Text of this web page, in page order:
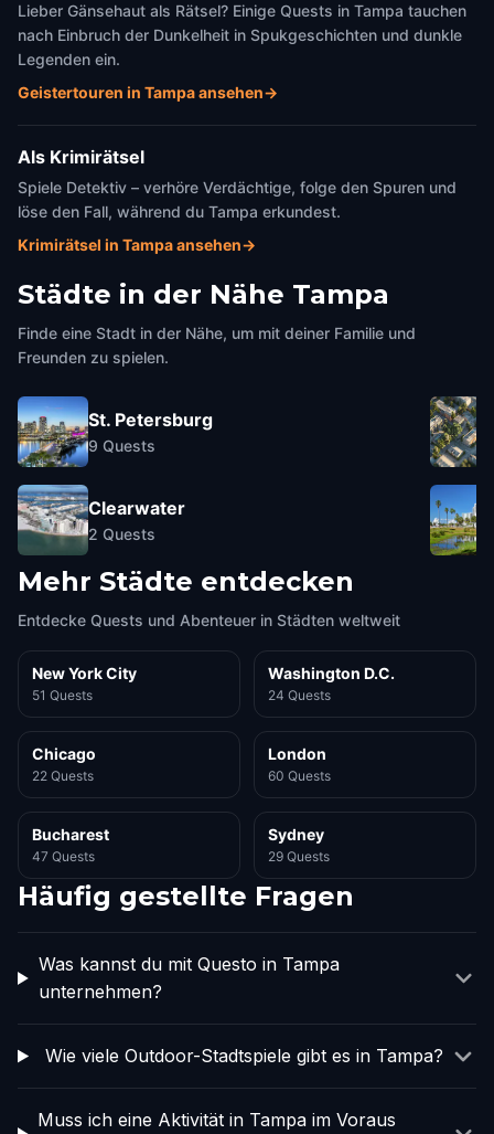
Lieber Gänsehaut als Rätsel? Einige Quests in Tampa tauchen
nach Einbruch der Dunkelheit in Spukgeschichten und dunkle
Legenden ein.
Geistertouren in Tampa ansehen→
Als Krimirätsel
Spiele Detektiv – verhöre Verdächtige, folge den Spuren und
löse den Fall, während du Tampa erkundest.
Krimirätsel in Tampa ansehen→
Städte in der Nähe Tampa
Finde eine Stadt in der Nähe, um mit deiner Familie und
Freunden zu spielen.
St. Petersburg
9 Quests
Clearwater
2 Quests
Mehr Städte entdecken
Entdecke Quests und Abenteuer in Städten weltweit
New York City
51 Quests
Washington D.C.
24 Quests
Chicago
22 Quests
London
60 Quests
Bucharest
47 Quests
Sydney
29 Quests
Häufig gestellte Fragen
Was kannst du mit Questo in Tampa
unternehmen?
Wie viele Outdoor-Stadtspiele gibt es in Tampa?
Muss ich eine Aktivität in Tampa im Voraus